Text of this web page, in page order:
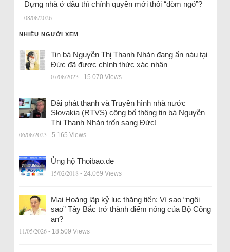
Dựng nhà ở đâu thì chính quyền mới thôi “dòm ngó”?
08/08/2026
NHIỀU NGƯỜI XEM
Tin bà Nguyễn Thị Thanh Nhàn đang ẩn náu tại
Đức đã được chính thức xác nhận
07/08/2023 - 15.070 Views
Đài phát thanh và Truyền hình nhà nước
Slovakia (RTVS) công bố thông tin bà Nguyễn
Thị Thanh Nhàn trốn sang Đức!
06/08/2023 - 5.165 Views
Ủng hộ Thoibao.de
15/02/2018 - 24.069 Views
Mai Hoàng lập kỷ lục thăng tiến: Vì sao “ngôi
sao” Tây Bắc trở thành điểm nóng của Bộ Công
an?
11/05/2026 - 18.509 Views